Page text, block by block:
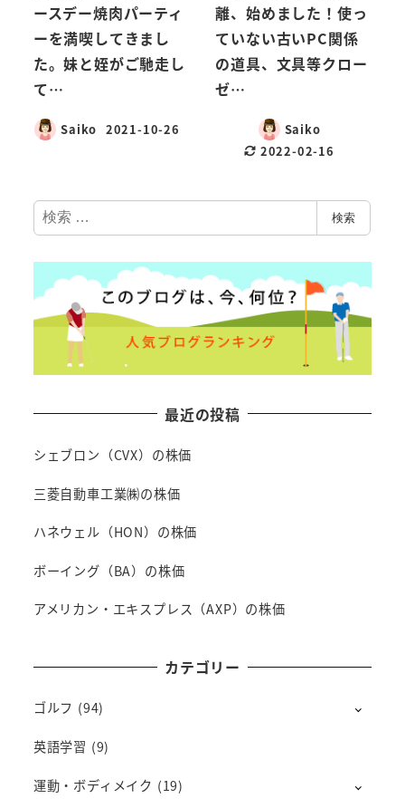
ースデー焼肉パーティ
ーを満喫してきまし
た。妹と姪がご馳走し
て…
Saiko 2021-10-26
離、始めました！使っ
ていない古いPC関係
の道具、文具等クロー
ゼ…
Saiko
2022-02-16
検
索
検索
最近の投稿
シェブロン（CVX）の株価
三菱自動車工業㈱の株価
ハネウェル（HON）の株価
ボーイング（BA）の株価
アメリカン・エキスプレス（AXP）の株価
カテゴリー
ゴルフ (94)
英語学習 (9)
運動・ボディメイク (19)